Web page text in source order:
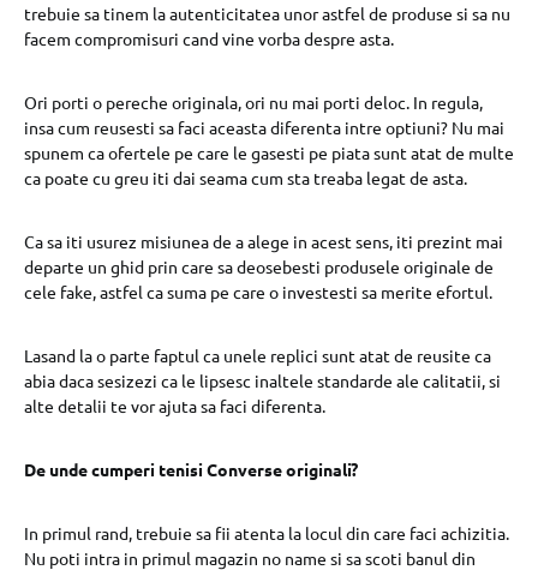
trebuie sa tinem la autenticitatea unor astfel de produse si sa nu
facem compromisuri cand vine vorba despre asta.
Ori porti o pereche originala, ori nu mai porti deloc. In regula,
insa cum reusesti sa faci aceasta diferenta intre optiuni? Nu mai
spunem ca ofertele pe care le gasesti pe piata sunt atat de multe
ca poate cu greu iti dai seama cum sta treaba legat de asta.
Ca sa iti usurez misiunea de a alege in acest sens, iti prezint mai
departe un ghid prin care sa deosebesti produsele originale de
cele fake, astfel ca suma pe care o investesti sa merite efortul.
Lasand la o parte faptul ca unele replici sunt atat de reusite ca
abia daca sesizezi ca le lipsesc inaltele standarde ale calitatii, si
alte detalii te vor ajuta sa faci diferenta.
De unde cumperi tenisi Converse originali?
In primul rand, trebuie sa fii atenta la locul din care faci achizitia.
Nu poti intra in primul magazin no name si sa scoti banul din